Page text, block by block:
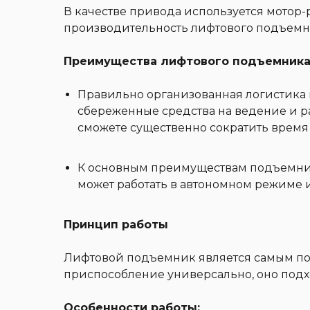
В качестве привода используется
производительность лифтового
Преимущества лифтового
Правильно организованная
сбереженные средства на ведение и
сможете существенно сократить
К основным преимуществам
может работать в автономном
Принцип работы
Лифтовой подъемник является самым
приспособление универсально, оно